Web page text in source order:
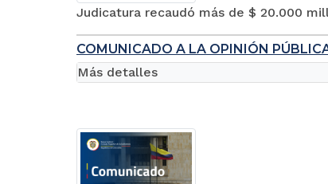
Judicatura recaudó más de $ 20.000
COMUNICADO A LA OPINIÓN
Más detalles